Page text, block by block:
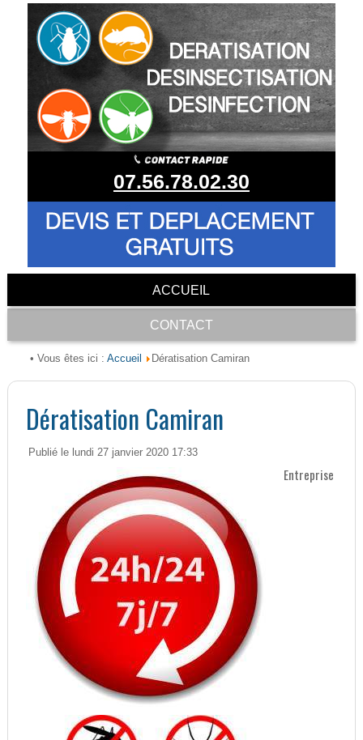
07.56.78.02.30
ACCUEIL
CONTACT
• Vous êtes ici : Accueil Dératisation Camiran
Dératisation Camiran
Publié le lundi 27 janvier 2020 17:33
Entreprise